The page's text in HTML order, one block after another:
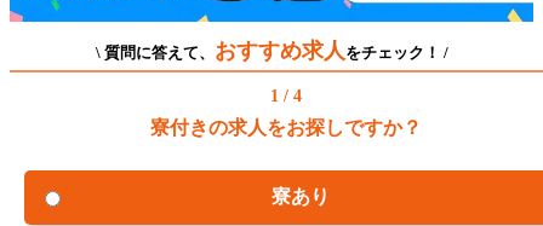
\ 質問に答えて、 おすすめ求人 をチェック！ /
1 / 4
寮付きの求人をお探しですか？
寮あり